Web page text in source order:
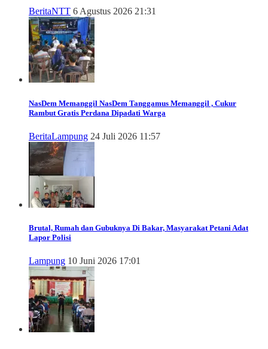
BeritaNTT 6 Agustus 2026 21:31
NasDem Memanggil NasDem Tanggamus Memanggil , Cukur
Rambut Gratis Perdana Dipadati Warga
BeritaLampung 24 Juli 2026 11:57
Brutal, Rumah dan Gubuknya Di Bakar, Masyarakat Petani Adat
Lapor Polisi
Lampung 10 Juni 2026 17:01